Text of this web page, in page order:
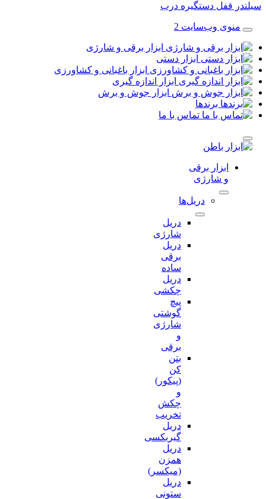
قفل دستگیره درب
منوی وب‌سایت 2
ابزار برقی و شارژی
ابزار دستی
ابزار باغبانی و کشاورزی
ابزار اندازه گیری
ابزار جوش و برش
برندها
تماس با ما
ابزار برقی
و شارژی
دریل‌ها
دریل
شارژی
دریل
دریل
چکشی
گوشتی
شارژی
(پیکور)
چکش
تخریب
دریل
گیربکسی
دریل
همزن
(میکسر)
دریل
ستونی